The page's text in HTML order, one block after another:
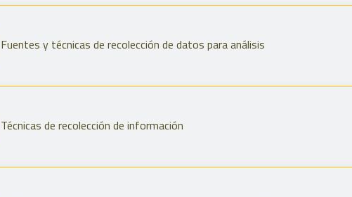
Fuentes y técnicas de recolección de datos para análisis
Técnicas de recolección de información